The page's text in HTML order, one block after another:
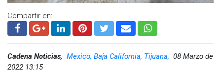
Compartir en:
Cadena Noticias, Mexico, Baja California, Tijuana, 08 Marzo de
2022 13:15